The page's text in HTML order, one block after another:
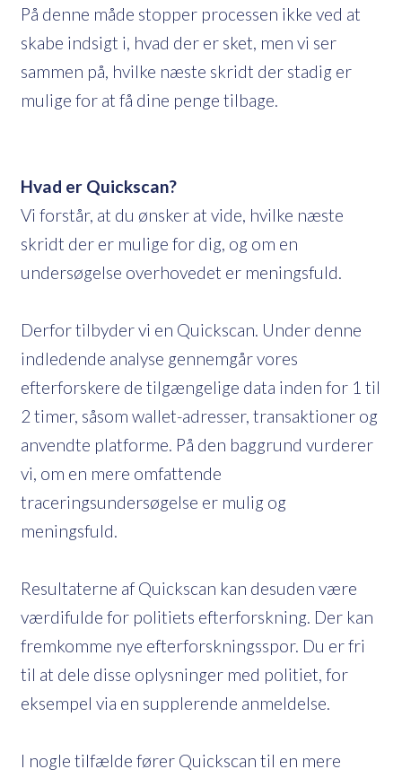
På denne måde stopper processen ikke ved at
skabe indsigt i, hvad der er sket, men vi ser
sammen på, hvilke næste skridt der stadig er
mulige for at få dine penge tilbage.
Hvad er Quickscan?
Vi forstår, at du ønsker at vide, hvilke næste
skridt der er mulige for dig, og om en
undersøgelse overhovedet er meningsfuld.
Derfor tilbyder vi en Quickscan. Under denne
indledende analyse gennemgår vores
efterforskere de tilgængelige data inden for 1 til
2 timer, såsom wallet-adresser, transaktioner og
anvendte platforme. På den baggrund vurderer
vi, om en mere omfattende
traceringsundersøgelse er mulig og
meningsfuld.
Resultaterne af Quickscan kan desuden være
værdifulde for politiets efterforskning. Der kan
fremkomme nye efterforskningsspor. Du er fri
til at dele disse oplysninger med politiet, for
eksempel via en supplerende anmeldelse.
I nogle tilfælde fører Quickscan til en mere